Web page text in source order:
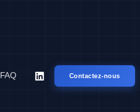
FAQ Contactez-nous